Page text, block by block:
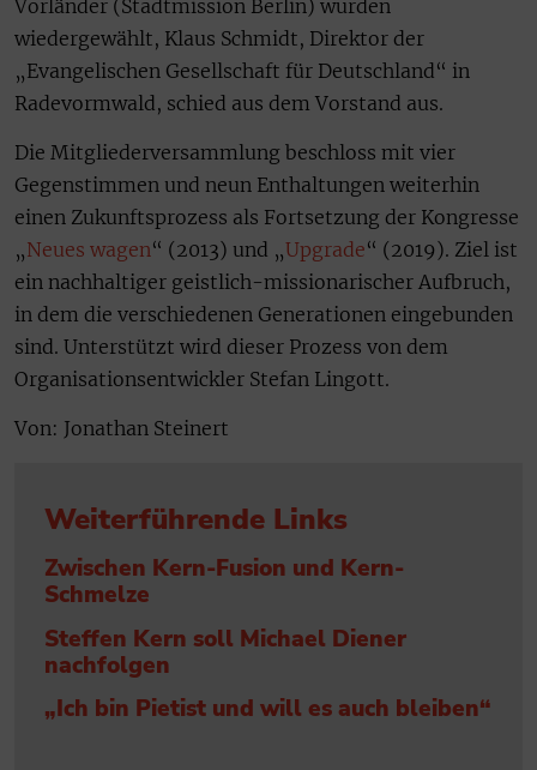
Vorländer (Stadtmission Berlin) wurden
wiedergewählt, Klaus Schmidt, Direktor der
„Evangelischen Gesellschaft für Deutschland“ in
Radevormwald, schied aus dem Vorstand aus.
Die Mitgliederversammlung beschloss mit vier
Gegenstimmen und neun Enthaltungen weiterhin
einen Zukunftsprozess als Fortsetzung der Kongresse
„Neues wagen“ (2013) und „Upgrade“ (2019). Ziel ist
ein nachhaltiger geistlich-missionarischer Aufbruch,
in dem die verschiedenen Generationen eingebunden
sind. Unterstützt wird dieser Prozess von dem
Organisationsentwickler Stefan Lingott.
Von: Jonathan Steinert
Weiterführende Links
Zwischen Kern-Fusion und Kern-
Schmelze
Steffen Kern soll Michael Diener
nachfolgen
„Ich bin Pietist und will es auch bleiben“